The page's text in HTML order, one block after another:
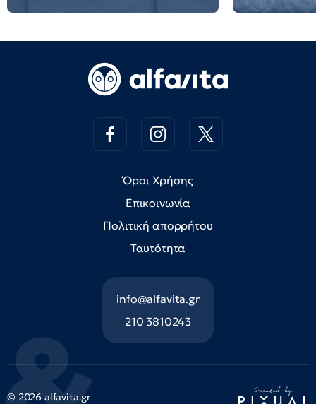
Όροι Χρήσης
Επικοινωνία
Πολιτική απορρήτου
Ταυτότητα
info@alfavita.gr
210 3810243
© 2026 alfavita.gr